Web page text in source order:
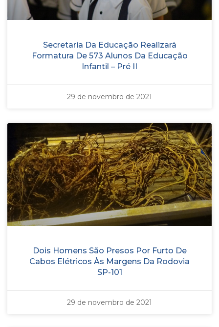
Secretaria Da Educação Realizará
Formatura De 573 Alunos Da Educação
Infantil – Pré II
29 de novembro de 2021
Dois Homens São Presos Por Furto De
Cabos Elétricos Às Margens Da Rodovia
SP-101
29 de novembro de 2021